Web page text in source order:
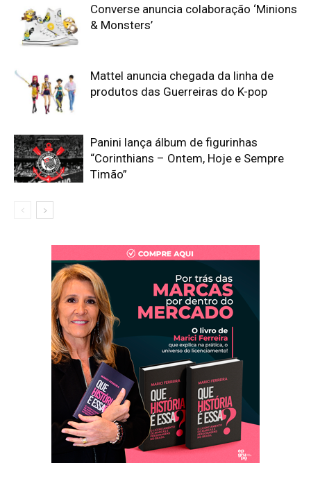
Converse anuncia colaboração ‘Minions
& Monsters’
Mattel anuncia chegada da linha de
produtos das Guerreiras do K-pop
Panini lança álbum de figurinhas
“Corinthians – Ontem, Hoje e Sempre
Timão”